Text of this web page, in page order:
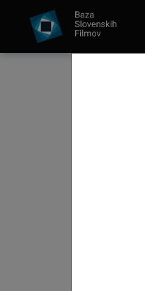
Sodobna
televizijo